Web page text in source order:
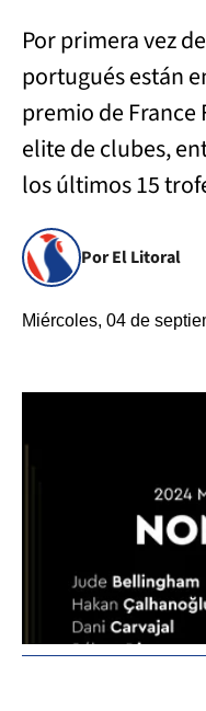
Por primera vez
portugués están
premio de France
elite de clubes,
los últimos 15
Por El Litoral
Miércoles, 04 de